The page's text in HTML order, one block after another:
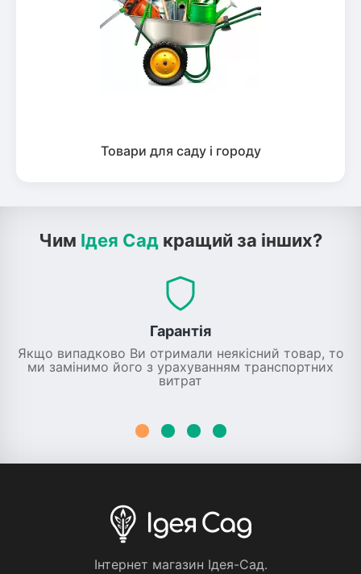
Товари для саду і городу
Чим Ідея Сад кращий за інших?
Гарантія
Якщо випадково Ви отримали неякісний товар, то
ми замінимо його з урахуванням транспортних
витрат
Iнтернет магазин Iдея-Сад.